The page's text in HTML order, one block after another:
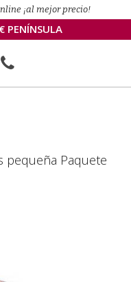
¡al mejor precio!
PENÍNSULA
pequeña Paquete